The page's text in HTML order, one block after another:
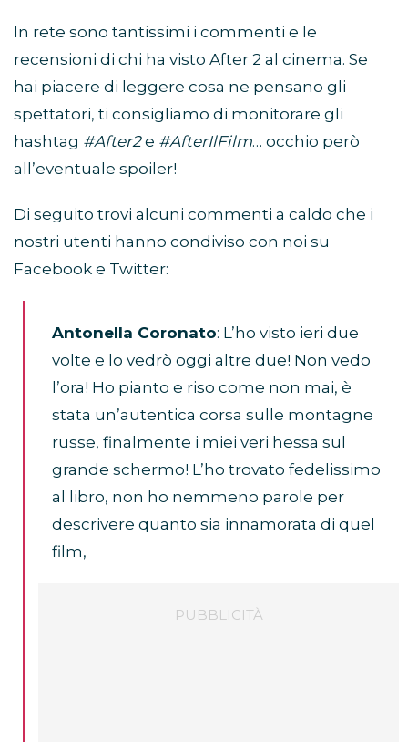
In rete sono tantissimi i commenti e le
recensioni di chi ha visto After 2 al cinema. Se
hai piacere di leggere cosa ne pensano gli
spettatori, ti consigliamo di monitorare gli
hashtag #After2e #AfterIlFilm… occhio però
all’eventuale spoiler!
Di seguito trovi alcuni commenti a caldo che i
nostri utenti hanno condiviso con noi su
Facebook e Twitter:
Antonella Coronato: L’ho visto ieri due
volte e lo vedrò oggi altre due! Non vedo
l’ora! Ho pianto e riso come non mai, è
stata un’autentica corsa sulle montagne
russe, finalmente i miei veri hessa sul
grande schermo! L’ho trovato fedelissimo
al libro, non ho nemmeno parole per
descrivere quanto sia innamorata di quel
film,